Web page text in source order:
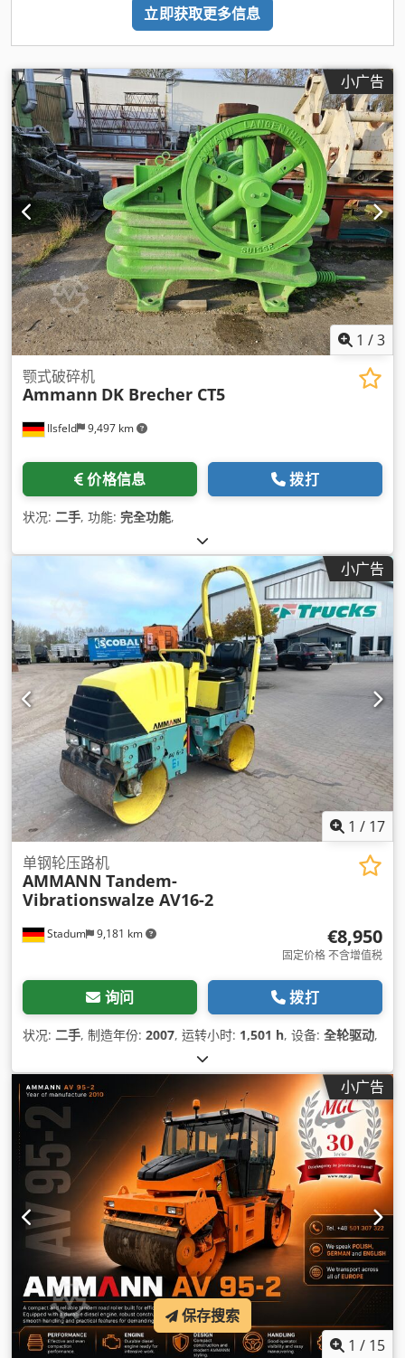
立即获取更多信息
小广告
1 /3
Ilsfeld 9,497 km
颚式破碎机
Ammann DK Brecher CT5
价格信息 拨打
状况: 二手, 功能: 完全功能,
小广告
1 / 17
Stadum 9,181 km
单钢轮压路机
AMMANN Tandem-
Vibrationswalze AV16-2
€8,950
固定价格 不含增值税
询问 拨打
状况: 二手, 制造年份: 2007, 运转小时: 1,501 h, 设备: 全轮驱动,
小广告
1 / 15
保存搜索